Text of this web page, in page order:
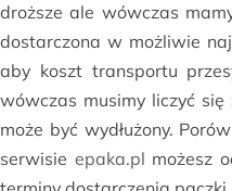
droższe ale wówczas
dostarczona w możliwie
aby koszt transportu
wówczas musimy liczyć
może być wydłużony.
serwisie epaka.pl możesz